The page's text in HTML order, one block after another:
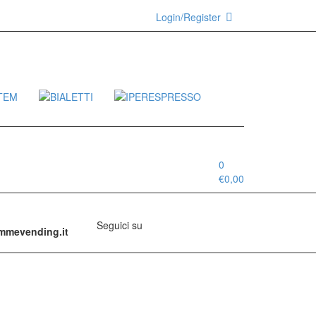
Login/Register
0
€0,00
Seguici su